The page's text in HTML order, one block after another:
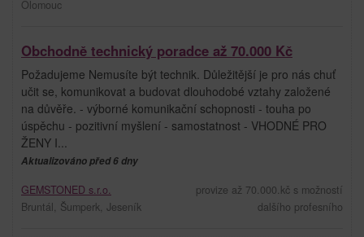
Olomouc
Obchodně technický poradce až 70.000 Kč
Požadujeme Nemusíte být technik. Důležitější je pro nás chuť
učit se, komunikovat a budovat dlouhodobé vztahy založené
na důvěře. - výborné komunikační schopnosti - touha po
úspěchu - pozitivní myšlení - samostatnost - VHODNÉ PRO
ŽENY I...
Aktualizováno před 6 dny
GEMSTONED s.r.o.
Bruntál, Šumperk, Jeseník
provize až 70.000.kč s možností
dalšího profesního